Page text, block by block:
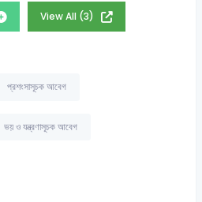
View All (3)
প্রশংসাসূচক আবেগ
ভয় ও যন্ত্রণাসূচক আবেগ